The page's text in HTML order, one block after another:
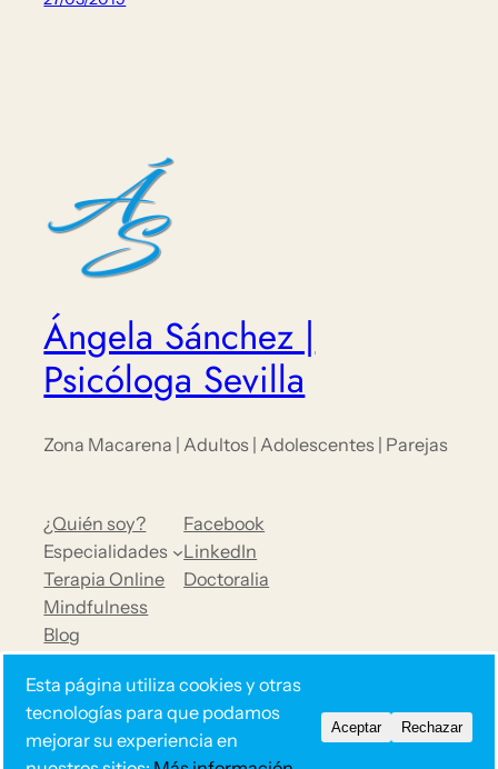
Ángela Sánchez |
Psicóloga Sevilla
Zona Macarena | Adultos | Adolescentes | Parejas
¿Quién soy?
Especialidades
Terapia Online
Mindfulness
Blog
Contacto
Facebook
LinkedIn
Doctoralia
Esta página utiliza cookies y otras
tecnologías para que podamos
mejorar su experiencia en
Aceptar Rechazar